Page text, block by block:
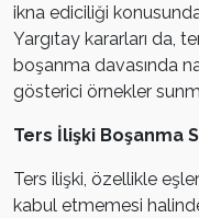
ikna ediciliği
Yargıtay kararları da,
boşanma davasında
gösterici örnekler
Ters İlişki Boşanma
Ters ilişki, özellikle
kabul etmemesi